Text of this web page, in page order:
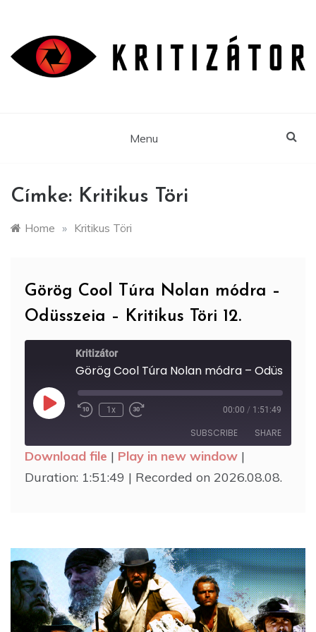
content
Menu
Címke: Kritikus Töri
Home » Kritikus Töri
Görög Cool Túra Nolan módra –
Odüsszeia – Kritikus Töri 12.
Kritizátor
Play
EpisodeRewind
1x
Fast
seconds
00:00 / 1:51:49
SUBSCRIBE SHARE
RSS FEED
SHARE
Download file | Play in new window |
Duration: 1:51:49 | Recorded on 2026.08.08.